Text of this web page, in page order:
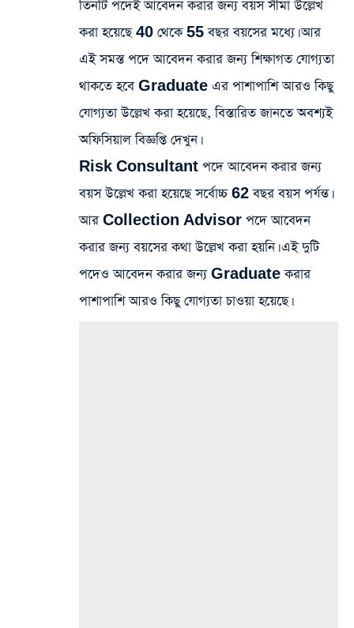
তিনটি পদেই আবেদন করার জন্য বয়স সীমা উল্লেখ
করা হয়েছে 40 থেকে 55 বছর বয়সের মধ্যে। আর
এই সমস্ত পদে আবেদন করার জন্য শিক্ষাগত যোগ্যতা
থাকতে হবে Graduate এর পাশাপাশি আরও কিছু
যোগ্যতা উল্লেখ করা হয়েছে, বিস্তারিত জানতে অবশ্যই
অফিসিয়াল বিজ্ঞপ্তি দেখুন।
Risk Consultant পদে আবেদন করার জন্য
বয়স উল্লেখ করা হয়েছে সর্বোচ্চ 62 বছর বয়স পর্যন্ত।
আর Collection Advisor পদে আবেদন
করার জন্য বয়সের কথা উল্লেখ করা হয়নি। এই দুটি
পদেও আবেদন করার জন্য Graduate করার
পাশাপাশি আরও কিছু যোগ্যতা চাওয়া হয়েছে।